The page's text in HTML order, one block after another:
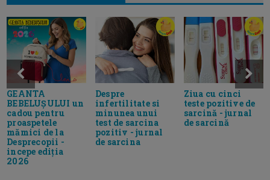
GEANTA
BEBELUȘULUI un
cadou pentru
proaspetele
mămici de la
Desprecopii -
incepe ediția
2026
Despre
infertilitate si
minunea unui
test de sarcina
pozitiv - jurnal
de sarcina
Ziua cu cinci
teste pozitive de
sarcină - jurnal
de sarcină